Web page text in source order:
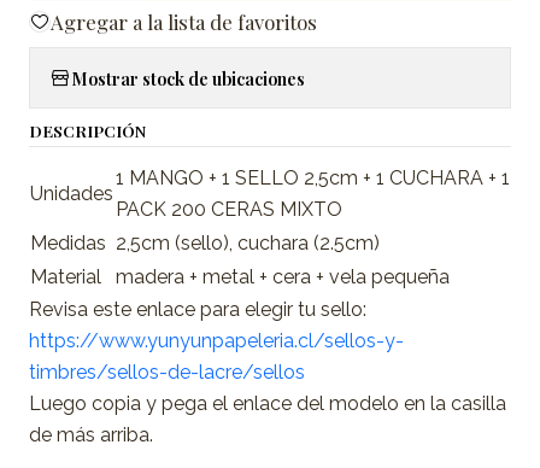
Agregar a la lista de favoritos
Mostrar stock de ubicaciones
DESCRIPCIÓN
Unidades
1 MANGO + 1 SELLO 2,5cm + 1 CUCHARA + 1
PACK 200 CERAS MIXTO
Medidas 2,5cm (sello), cuchara (2.5cm)
Material
madera + metal + cera + vela pequeña
Revisa este enlace para elegir tu sello:
https://www.yunyunpapeleria.cl/sellos-y-
timbres/sellos-de-lacre/sellos
Luego copia y pega el enlace del modelo en la casilla
de más arriba.